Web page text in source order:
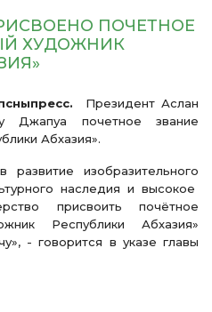
ПОЧЕТНОЕ
ХУДОЖНИК
Президент Аслан
Джапуа почетное звание
Абхазия».
изобразительного
наследия и высокое
присвоить почётное
Республики Абхазия»
- говорится в указе главы